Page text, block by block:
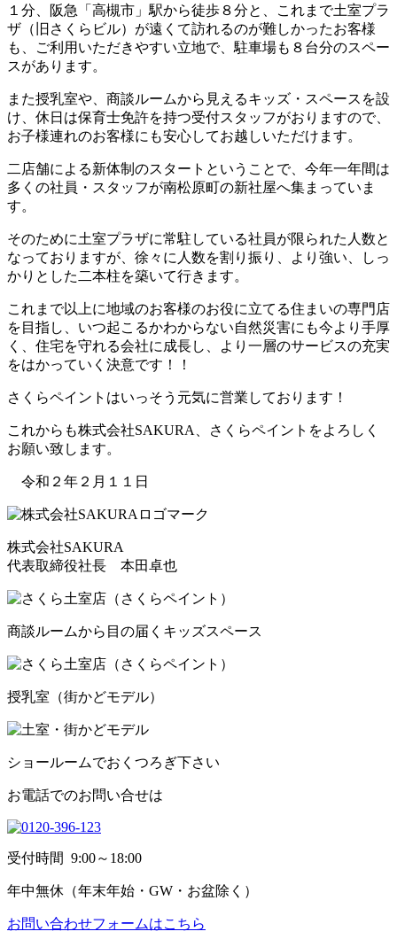
１分、阪急「高槻市」駅から徒歩８分と、これまで土室プラ
ザ（旧さくらビル）が遠くて訪れるのが難しかったお客様
も、ご利用いただきやすい立地で、駐車場も８台分のスペー
スがあります。
また授乳室や、商談ルームから見えるキッズ・スペースを設
け、休日は保育士免許を持つ受付スタッフがおりますので、
お子様連れのお客様にも安心してお越しいただけます。
二店舗による新体制のスタートということで、今年一年間は
多くの社員・スタッフが南松原町の新社屋へ集まっていま
す。
そのために土室プラザに常駐している社員が限られた人数と
なっておりますが、徐々に人数を割り振り、より強い、しっ
かりとした二本柱を築いて行きます。
これまで以上に地域のお客様のお役に立てる住まいの専門店
を目指し、いつ起こるかわからない自然災害にも今より手厚
く、住宅を守れる会社に成長し、より一層のサービスの充実
をはかっていく決意です！！
さくらペイントはいっそう元気に営業しております！
これからも株式会社SAKURA、さくらペイントをよろしく
お願い致します。
令和２年２月１１日
株式会社SAKURA
代表取締役社長 本田卓也
商談ルームから目の届くキッズスペース
授乳室（街かどモデル）
ショールームでおくつろぎ下さい
お電話でのお問い合せは
受付時間 9:00～18:00
年中無休 （年末年始・GW・お盆除く）
お問い合わせフォームはこちら